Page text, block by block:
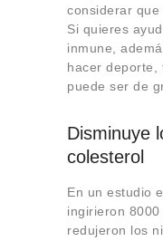
considerar que
Si quieres
inmune,
hacer deporte,
puede ser de
Disminuye
colesterol
En un estudio
ingirieron
redujeron los